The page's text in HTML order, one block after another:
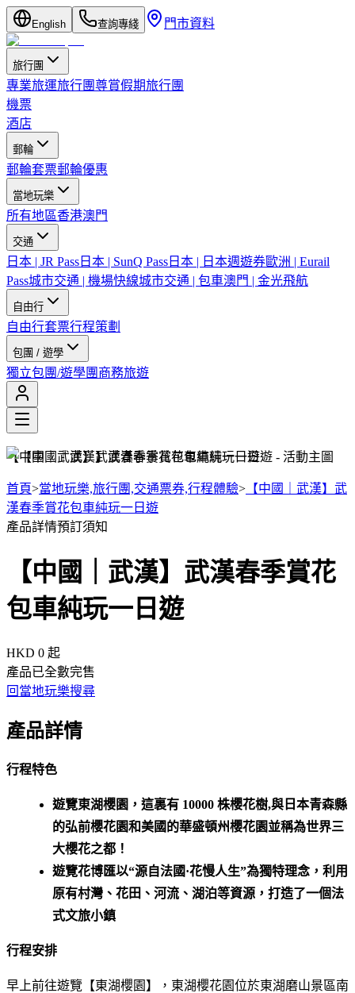
English 查詢專綫 門市資料
旅行團
專業旅運旅行團尊賞假期旅行團
機票
酒店
郵輪
郵輪套票郵輪優惠
當地玩樂
所有地區香港澳門
交通
日本 | JR Pass 日本 | SunQ Pass 日本 | 日本週遊券歐洲 | Eurail
Pass城市交通 | 機場快線城市交通 | 包車澳門 | 金光飛航
自由行
自由行套票行程策劃
包團 / 遊學
獨立包團/遊學團 商務旅遊
【中國｜武漢】武漢春季賞花包車純玩一日遊
首頁>當地玩樂,旅行團,交通票券,行程體驗> 【中國｜武漢】武
漢春季賞花包車純玩一日遊
產品詳情預訂須知
【中國｜武漢】武漢春季賞花
包車純玩一日遊
HKD 0 起
產品已全數完售
回當地玩樂搜尋
產品詳情
行程特色
遊覽東湖櫻園，這裏有 10000 株櫻花樹,與日本青森縣
的弘前櫻花園和美國的華盛頓州櫻花園並稱為世界三
大櫻花之都！
遊覽花博匯以“源自法國·花慢人生”為獨特理念，利用
原有村灣、花田、河流、湖泊等資源，打造了一個法
式文旅小鎮
行程安排
早上前往遊覽【東湖櫻園】，東湖櫻花園位於東湖磨山景區南